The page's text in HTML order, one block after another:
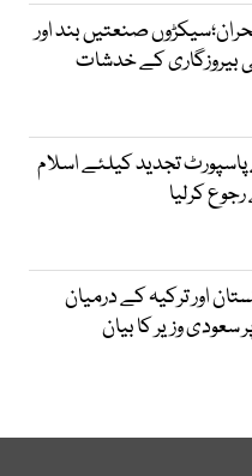
صنعتیں بند اور
بیروزگاری کے خدشات
پاسپورٹ تجدید کیلئے اسلام
کرلیا
اور ترکیہ کے درمیان
وزیر کا بیان